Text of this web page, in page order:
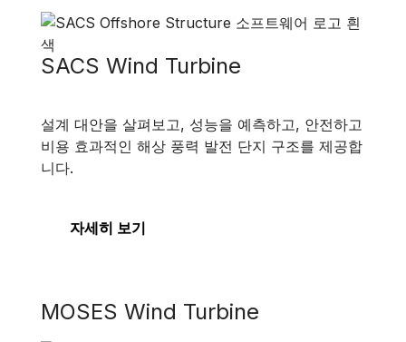
SACS Wind Turbine
설계 대안을 살펴보고, 성능을 예측하고, 안전하고
비용 효과적인 해상 풍력 발전 단지 구조를 제공합
니다.
자세히 보기
MOSES Wind Turbine